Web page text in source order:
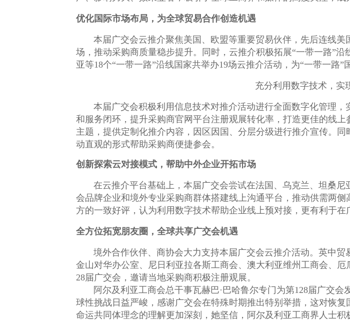
优化国际市场布局，为全球贸易合作创造机遇
本届广交会云推介聚焦美国、欧盟等重要贸易伙伴，先后连线
场，推动采购商质量稳步提升。同时，云推介积极拓展“一带一路”
亚等18个“一带一路”沿线国家共举办19场云推介活动，为“一带一路”
充分利用数字技术，实
本届广交会积极利用信息技术对推介活动进行全面数字化管理
和服务闭环，提升采购商官网平台注册观展转化率，打造更佳的线
主题，提供定制化推介内容，因区因国、分层分级进行推介宣传。
动直观的形式帮助采购商便捷参会。
创新探索云对接模式，帮助中外企业开拓市场
在云推介平台基础上，本届广交会尝试在法国、乌克兰、坦桑
会品牌企业和境外专业采购商群体搭建线上沟通平台，推动供需两
方的一致好评，认为利用数字技术帮助企业线上预对接，更有利于在
全方位拓宽朋友圈，全球共享广交会机遇
境外合作伙伴、商协会大力支持本届广交会云推介活动。英中
金山对华办公室、尼日利亚拉各斯工商会、澳大利亚维州工商会、
28届广交会，邀请当地采购商积极注册观展。
阿尔及利亚工商会总干事瓦赫巴·巴哈鲁尔专门为第128届广交
球性挑战日益严峻，感谢广交会在特殊时期推出特别举措，这对恢
命运共同体理念的理解更加深刻，她坚信，阿尔及利亚工商界人士